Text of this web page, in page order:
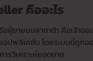
คืออะไร
ผู้ขายบนลาซาด้า คือเจ้าข
อปพลิเคชัน โดยระบบนี้ถูก
รวิเคราะห์ยอดขาย